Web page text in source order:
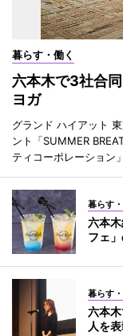
暮らす・働く
六本木で3社合
ヨガ
グランド ハイアット
ント「SUMMER
ティコーポレーション
暮らす
六本
フェ
暮らす
六本
人を